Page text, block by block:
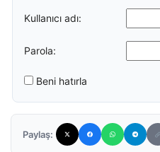
Kullanıcı adı:
Parola:
Beni hatırla
Paylaş: